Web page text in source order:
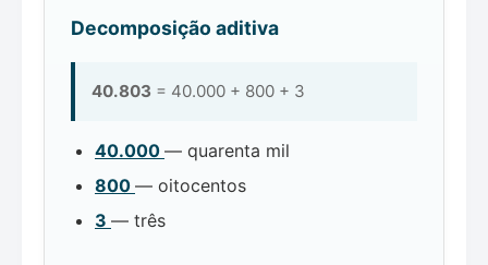
Decomposição aditiva
40.803 = 40.000 + 800 + 3
40.000 — quarenta mil
800 — oitocentos
3 — três